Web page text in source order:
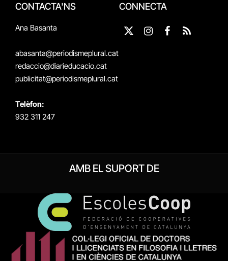
CONTACTA'NS
Ana Basanta
abasanta@periodismeplural.cat
redaccio@diarieducacio.cat
publicitat@periodismeplural.cat
Telèfon:
932 311 247
CONNECTA
X
InstagramFacebook
RSS
AMB EL SUPORT DE